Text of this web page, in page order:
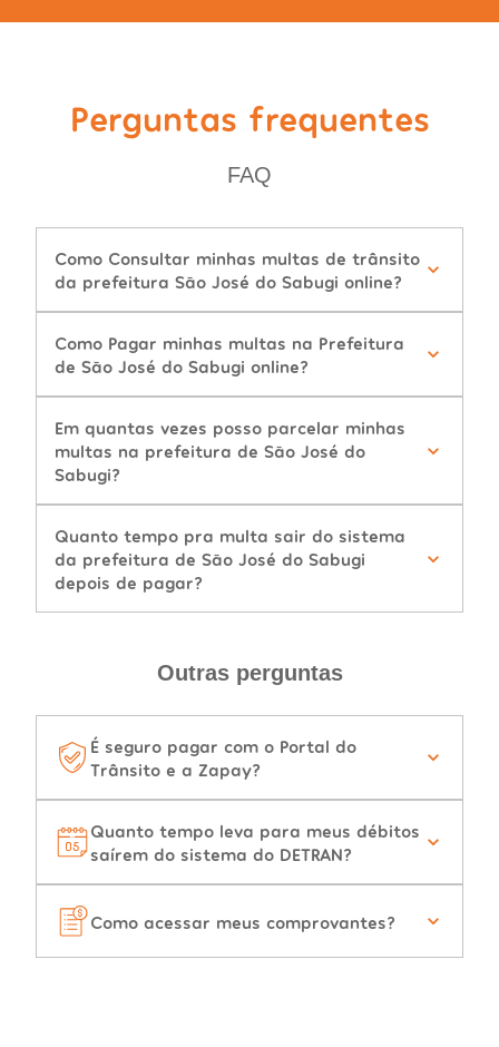
Perguntas frequentes
FAQ
Como Consultar minhas multas de trânsito
da prefeitura São José do Sabugi online?
Como Pagar minhas multas na Prefeitura
de São José do Sabugi online?
Em quantas vezes posso parcelar minhas
multas na prefeitura de São José do
Sabugi?
Quanto tempo pra multa sair do sistema
da prefeitura de São José do Sabugi
depois de pagar?
Outras perguntas
É seguro pagar com o Portal do
Trânsito e a Zapay?
Quanto tempo leva para meus débitos
saírem do sistema do DETRAN?
Como acessar meus comprovantes?